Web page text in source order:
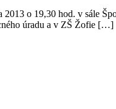
o 19,30 hod. v sále
úradu a v ZŠ Žofie […]